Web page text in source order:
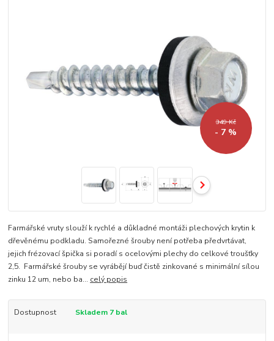
349 Kč
- 7 %
Farmářské vruty slouží k rychlé a důkladné montáži plechových krytin k
dřevěnému podkladu. Samořezné šrouby není potřeba předvrtávat,
jejich frézovací špička si poradí s ocelovými plechy do celkové troušťky
2,5. Farmářské šrouby se vyrábějí buď čistě zinkované s minimální sílou
zinku 12 um, nebo ba... celý popis
Dostupnost Skladem 7 bal